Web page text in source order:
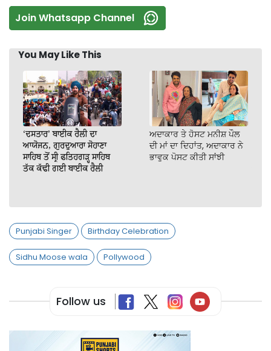
Join Whatsapp Channel
You May Like This
‘ਦਸਤਾਰ’ ਬਾਈਕ ਰੈਲੀ ਦਾ
ਆਯੋਜਨ, ਗੁਰਦੁਆਰਾ ਸੋਹਾਣਾ
ਸਾਹਿਬ ਤੋਂ ਸ੍ਰੀ ਫਤਿਹਗੜ੍ਹ ਸਾਹਿਬ
ਤੱਕ ਕੱਢੀ ਗਈ ਬਾਈਕ ਰੈਲੀ
ਅਦਾਕਾਰ ਤੇ ਹੋਸਟ ਮਨੀਸ਼ ਪੌਲ
ਦੀ ਮਾਂ ਦਾ ਦਿਹਾਂਤ, ਅਦਾਕਾਰ ਨੇ
ਭਾਵੁਕ ਪੋਸਟ ਕੀਤੀ ਸਾਂਝੀ
Punjabi Singer Birthday Celebration
Sidhu Moose wala Pollywood
Follow us